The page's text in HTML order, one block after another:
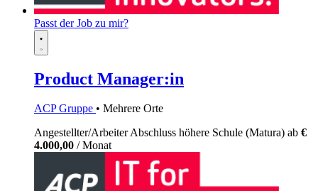
Passt der Job zu mir?
Product Manager:in
ACP Gruppe • Mehrere Orte
Angestellter/ArbeiterAbschluss höhere Schule (Matura) ab €
4.000,00 / Monat